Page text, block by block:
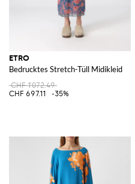
ETRO
Bedrucktes Stretch-Tüll Midikleid
CHF 1'072.49
CHF 697.11
-35%